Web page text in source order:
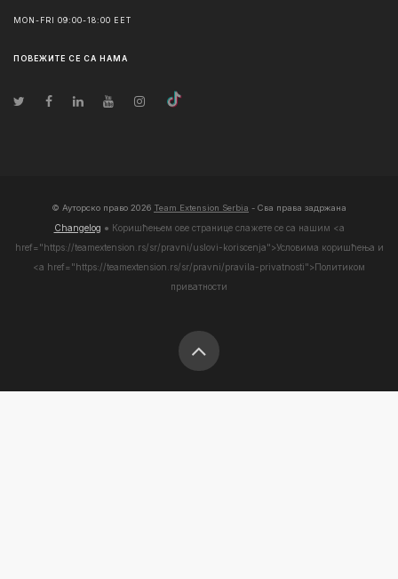
MON-FRI 09:00-18:00 EET
ПОВЕЖИТЕ СЕ СА НАМА
© Ауторско право 2026 Team Extension Serbia - Сва права задржана
Changelog ● Коришћењем ове странице слажете се са нашим <а
href="https://teamextension.rs/sr/pravni/uslovi-koriscenja">Условима коришћења и
<а href="https://teamextension.rs/sr/pravni/pravila-privatnosti">Политиком
приватности